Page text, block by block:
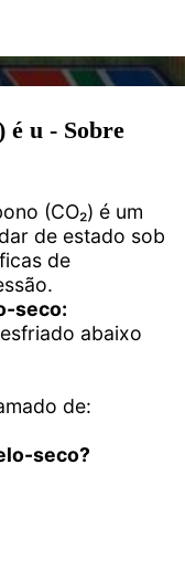
é u - Sobre
(CO₂) é um
de estado sob
de
seco:
abaixo
de:
seco?